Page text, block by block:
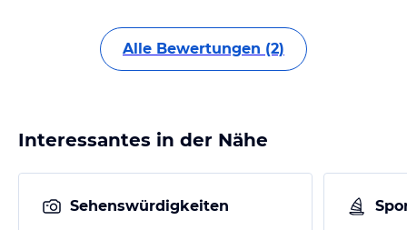
Alle Bewertungen (2)
Interessantes in der Nähe
Sehenswürdigkeiten